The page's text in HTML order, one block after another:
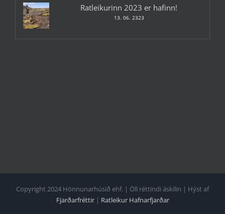
Ratleikurinn 2023 er hafinn!
13. 06. 2323
Copyright 2024 Hönnunarhúsið ehf. | Öll réttindi áskilin | Hýst af
Fjarðarfréttir| Ratleikur Hafnarfjarðar